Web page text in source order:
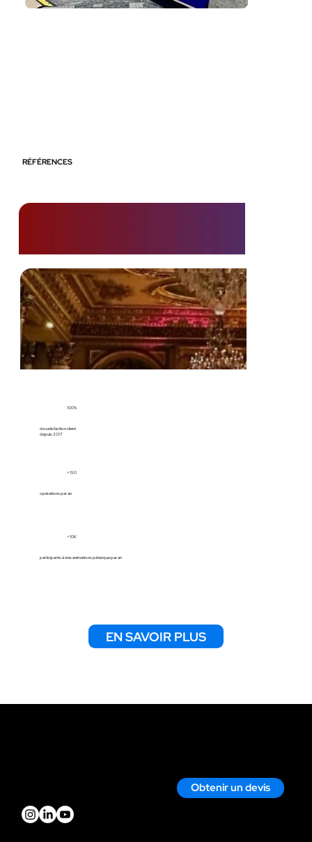
RÉFÉRENCES
100%
de satisfaction client
depuis 2017
+150
opérations par an
+10K
participants à des animations pétanque par an
EN SAVOIR PLUS
Obtenir un devis